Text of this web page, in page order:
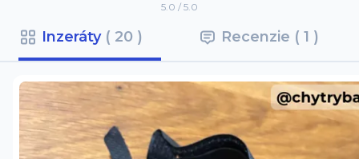
5.0 / 5.0
Inzeráty ( 20 ) Recenzie ( 1 )